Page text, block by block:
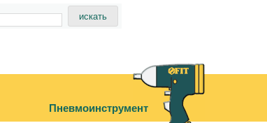
Пневмоинструмент